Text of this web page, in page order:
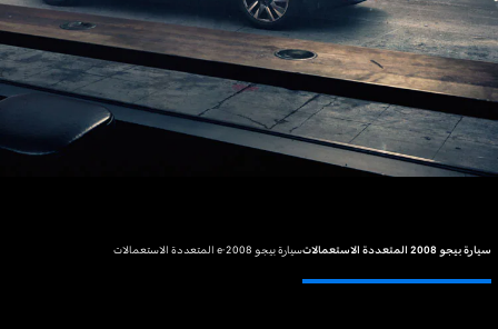
سيارة بيجو 2008 المتعددة الاستعمالات سيارة بيجو e-2008 المتعددة الاستعمالات